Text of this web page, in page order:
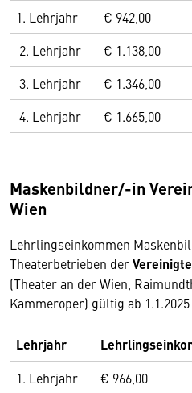
1. Lehrjahr
€ 942,00
2. Lehrjahr
€ 1.138,00
3. Lehrjahr
€ 1.346,00
4. Lehrjahr
€ 1.665,00
Maskenbildner/-in
Wien
Lehrlingseinkommen
Theaterbetrieben der
(Theater an der Wien,
Kammeroper) gültig ab 1.1.2025
Lehrjahr
1. Lehrjahr
€ 966,00